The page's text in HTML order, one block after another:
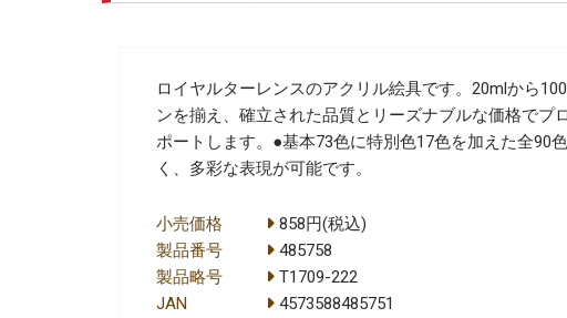
ロイヤルターレンスのアクリル絵具です。20mlから
ンを揃え、確立された品質とリーズナブルな価格でプ
ポートします。●基本73色に特別色17色を加えた全90
く、多彩な表現が可能です。
小売価格
858円(税込)
製品番号
485758
製品略号
T1709-222
JAN
4573588485751